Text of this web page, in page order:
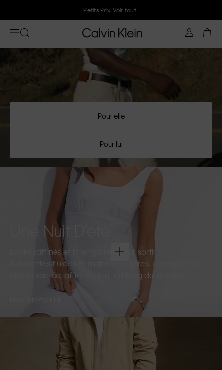
Rejoignez Calvin Klein et profitez de 10 % de réduction
Pour elle
Pour lui
Une Nuit D’été
Looks raffinés et intemporels pour sortir.
Silhouettes fluides et matières légères. Une élégance
décontractée, affichée tout au long de la soirée.